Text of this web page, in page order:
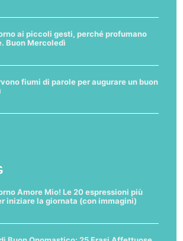
ai piccoli gesti, perché profumano
Buon Mercoledì
fiumi di parole per augurare un buon
Amore Mio! Le 20 espressioni più
iniziare la giornata (con immagini)